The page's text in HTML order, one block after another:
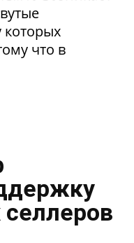
которых
что в